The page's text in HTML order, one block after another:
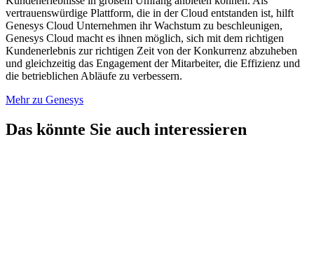
vertrauenswürdige Plattform, die in der Cloud entstanden ist, hilft
Genesys Cloud Unternehmen ihr Wachstum zu beschleunigen,
Genesys Cloud macht es ihnen möglich, sich mit dem richtigen
Kundenerlebnis zur richtigen Zeit von der Konkurrenz abzuheben
und gleichzeitig das Engagement der Mitarbeiter, die Effizienz und
die betrieblichen Abläufe zu verbessern.
Mehr zu Genesys
Das könnte Sie auch interessieren